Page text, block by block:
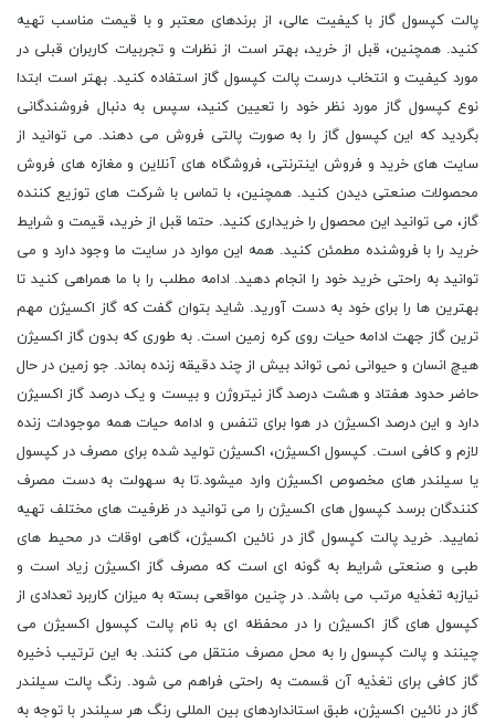
پالت کپسول گاز با کیفیت عالی، از برندهای معتبر و با قیمت مناسب تهیه
کنید. همچنین، قبل از خرید، بهتر است از نظرات و تجربیات کاربران قبلی در
مورد کیفیت و انتخاب درست پالت کپسول گاز استفاده کنید. بهتر است ابتدا
نوع کپسول گاز مورد نظر خود را تعیین کنید، سپس به دنبال فروشندگانی
بگردید که این کپسول گاز را به صورت پالتی فروش می دهند. می توانید از
سایت های خرید و فروش اینترنتی، فروشگاه های آنلاین و مغازه های فروش
محصولات صنعتی دیدن کنید. همچنین، با تماس با شرکت های توزیع کننده
گاز، می توانید این محصول را خریداری کنید. حتما قبل از خرید، قیمت و شرایط
خرید را با فروشنده مطمئن کنید. همه این موارد در سایت ما وجود دارد و می
توانید به راحتی خرید خود را انجام دهید. ادامه مطلب را با ما همراهی کنید تا
بهترین ها را برای خود به دست آورید. شاید بتوان گفت که گاز اکسیژن مهم
ترین گاز جهت ادامه حیات روی کره زمین است. به طوری که بدون گاز اکسیژن
هیچ انسان و حیوانی نمی تواند بیش از چند دقیقه زنده بماند. جو زمین در حال
حاضر حدود هفتاد و هشت درصد گاز نیتروژن و بیست و یک درصد گاز اکسیژن
دارد و این درصد اکسیژن در هوا برای تنفس و ادامه حیات همه موجودات زنده
لازم و کافی است. کپسول اکسیژن، اکسیژن تولید شده برای مصرف در کپسول
یا سیلندر های مخصوص اکسیژن وارد میشود.تا به سهولت به دست مصرف
کنندگان برسد کپسول های اکسیژن را می توانید در ظرفیت های مختلف تهیه
نمایید. خرید پالت کپسول گاز در نائین اکسیژن، گاهی اوقات در محیط های
طبی و صنعتی شرایط به گونه ای است که مصرف گاز اکسیژن زیاد است و
نیازبه تغذیه مرتب می باشد. در چنین مواقعی بسته به میزان کاربرد تعدادی از
کپسول های گاز اکسیژن را در محفظه ای به نام پالت کپسول اکسیژن می
چینند و پالت کپسول را به محل مصرف منتقل می کنند. به این ترتیب ذخیره
گاز کافی برای تغذیه آن قسمت به راحتی فراهم می شود. رنگ پالت سیلندر
گاز در نائین اکسیژن، طبق استانداردهای بین المللی رنگ هر سیلندر با توجه به